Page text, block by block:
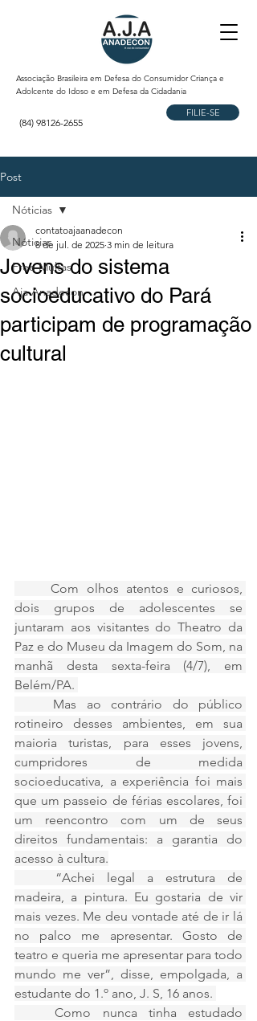
Associação Brasileira em Defesa do Consumidor Criança e
Adolcente do Idoso e em Defesa da Cidadania
(84) 98126-2655
FILIE-SE
Post
Nóticias
Free Multas
Aja Anadecon
Nóticias
Jovens do sistema
socioeducativo do Pará
participam de programação
cultural
contatoajaanadecon
8 de jul. de 2025 3 min de leitura
	Com olhos atentos e curiosos,
dois grupos de adolescentes se
juntaram aos visitantes do Theatro da
Paz e do Museu da Imagem do Som, na
manhã desta sexta-feira (4/7), em
Belém/PA.
rotineiro desses ambientes, em sua
maioria turistas, para esses jovens,
cumpridores de medida
socioeducativa, a experiência foi mais
que um passeio de férias escolares, foi
um reencontro com um de seus
direitos fundamentais: a garantia do
acesso à cultura.
madeira, a pintura. Eu gostaria de vir
mais vezes. Me deu vontade até de ir lá
no palco me apresentar. Gosto de
teatro e queria me apresentar para todo
mundo me ver”, disse, empolgada, a
estudante do 1.º ano, J. S, 16 anos.
	Como nunca tinha estudado